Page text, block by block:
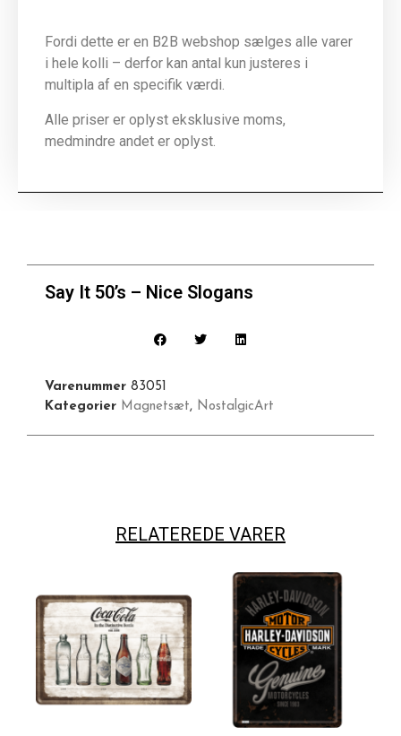
Fordi dette er en B2B webshop sælges alle varer
i hele kolli – derfor kan antal kun justeres i
multipla af en specifik værdi.
Alle priser er oplyst eksklusive moms,
medmindre andet er oplyst.
Say It 50’s – Nice Slogans
Varenummer 83051
Kategorier Magnetsæt, NostalgicArt
RELATEREDE VARER